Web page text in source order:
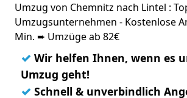
Umzug von Chemnitz nach Lintel :
Umzugsunternehmen - Kostenlose
Min. ➨ Umzüge ab 82€
✓ Wir helfen Ihnen, wenn es
Umzug geht!
✓ Schnell & unverbindlich